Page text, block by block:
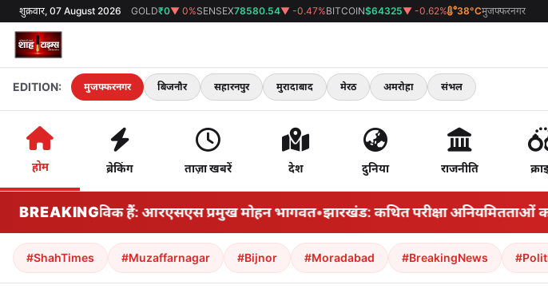
शुक्रवार, 07 August 2026 GOLD₹0▼ 0%SENSEX78580.54▼ -0.47%BITCOIN$64325▼ -0.62% 38°Cमुजफ्फरनगर
EDITION: मुजफ्फरनगर बिजनौर सहारनपुर मुरादाबाद मेरठ अमरोहा संभल
होम ब्रेकिंग ताज़ा खबरें देश दुनिया राजनीति
BREAKING
वास्तविक हैं: आरएसएस प्रमुख मोहन भागवत•झारखंड: कथित परीक्षा अनियमितताओं को
#ShahTimes #Muzaffarnagar #Bijnor #Moradabad #BreakingNews